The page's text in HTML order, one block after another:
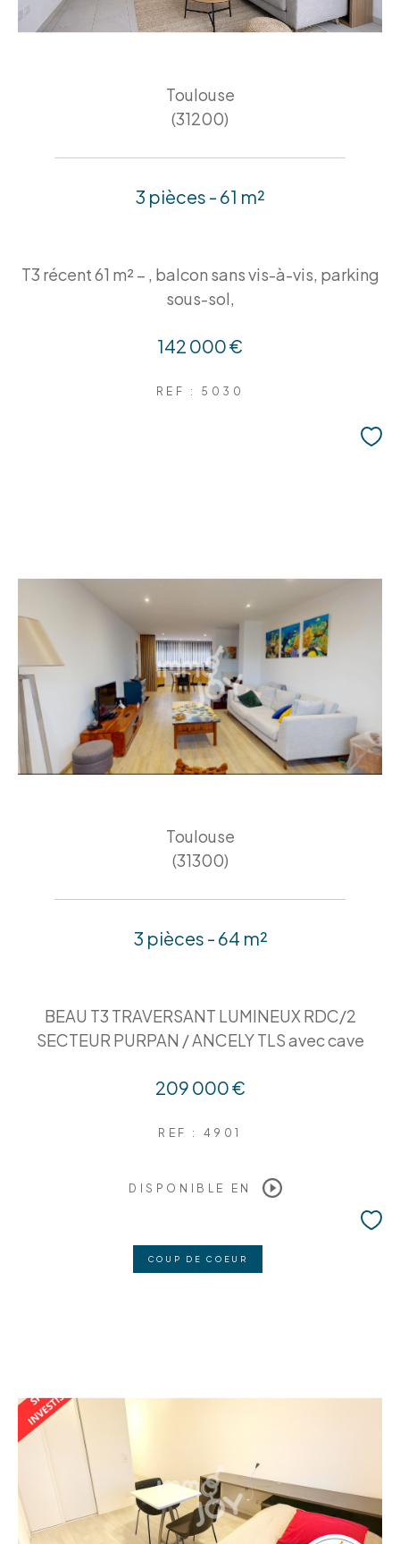
Toulouse
(31200)
3 pièces - 61 m²
T3 récent 61 m² – , balcon sans vis-à-vis, parking
sous-sol,
142 000 €
REF : 5030
Toulouse
(31300)
3 pièces - 64 m²
BEAU T3 TRAVERSANT LUMINEUX RDC/2
SECTEUR PURPAN / ANCELY TLS avec cave
209 000 €
REF : 4901
DISPONIBLE EN
COUP DE COEUR